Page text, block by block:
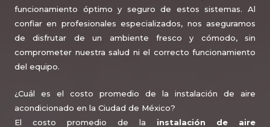
funcionamiento óptimo y seguro de estos sistemas. Al
confiar en profesionales especializados, nos aseguramos
de disfrutar de un ambiente fresco y cómodo, sin
comprometer nuestra salud ni el correcto funcionamiento
del equipo.
¿Cuál es el costo promedio de la instalación de aire
acondicionado en la Ciudad de México?
El costo promedio de la instalación de aire